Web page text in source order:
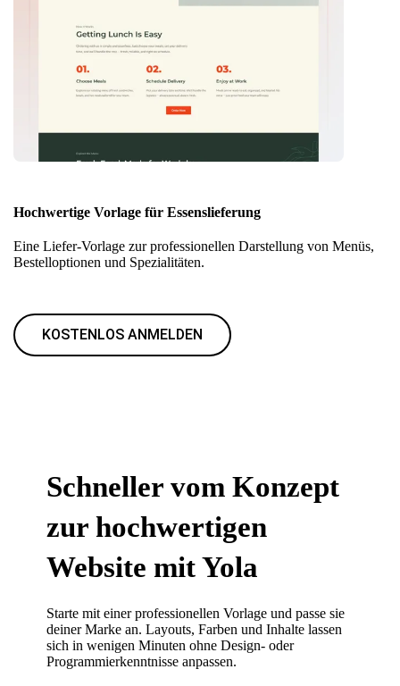
Hochwertige Vorlage für Essenslieferung
Eine Liefer-Vorlage zur professionellen Darstellung von Menüs,
Bestelloptionen und Spezialitäten.
KOSTENLOS ANMELDEN
Schneller vom Konzept
zur hochwertigen
Website mit Yola
Starte mit einer professionellen Vorlage und passe sie
deiner Marke an. Layouts, Farben und Inhalte lassen
sich in wenigen Minuten ohne Design- oder
Programmierkenntnisse anpassen.